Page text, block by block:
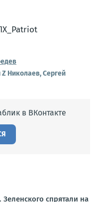
Николаев, Сергей
в ВКонтакте
спрятали на